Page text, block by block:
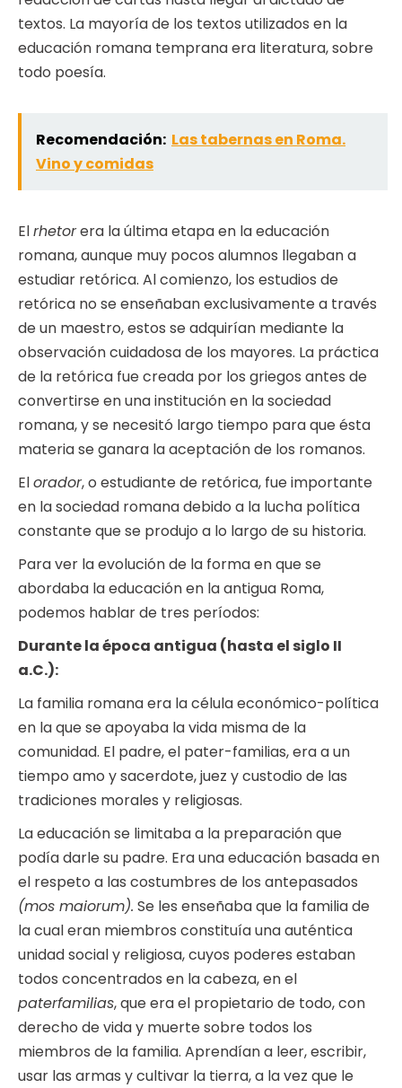
textos. La mayoría de los textos utilizados en la
educación romana temprana era literatura, sobre
todo poesía.
Recomendación: Las tabernas en Roma.
Vino y comidas
Elrhetorera la última etapa en la educación
romana, aunque muy pocos alumnos llegaban a
estudiar retórica. Al comienzo, los estudios de
retórica no se enseñaban exclusivamente a través
de un maestro, estos se adquirían mediante la
observación cuidadosa de los mayores. La práctica
de la retórica fue creada por los griegos antes de
convertirse en una institución en la sociedad
romana, y se necesitó largo tiempo para que ésta
materia se ganara la aceptación de los romanos.
Elorador, o estudiante de retórica, fue importante
en la sociedad romana debido a la lucha política
constante que se produjo a lo largo de su historia.
Para ver la evolución de la forma en que se
abordaba la educación en la antigua Roma,
podemos hablar de tres períodos:
Durante la época antigua (hasta el siglo II
a.C.):
La familia romana era la célula económico-política
en la que se apoyaba la vida misma de la
comunidad. El padre, el pater-familias, era a un
tiempo amo y sacerdote, juez y custodio de las
tradiciones morales y religiosas.
La educación se limitaba a la preparación que
podía darle su padre. Era una educación basada en
el respeto a las costumbres de los antepasados
(mos maiorum). Se les enseñaba que la familia de
la cual eran miembros constituía una auténtica
unidad social y religiosa, cuyos poderes estaban
todos concentrados en la cabeza, en el
paterfamilias, que era el propietario de todo, con
derecho de vida y muerte sobre todos los
miembros de la familia. Aprendían a leer, escribir,
usar las armas y cultivar la tierra, a la vez que le